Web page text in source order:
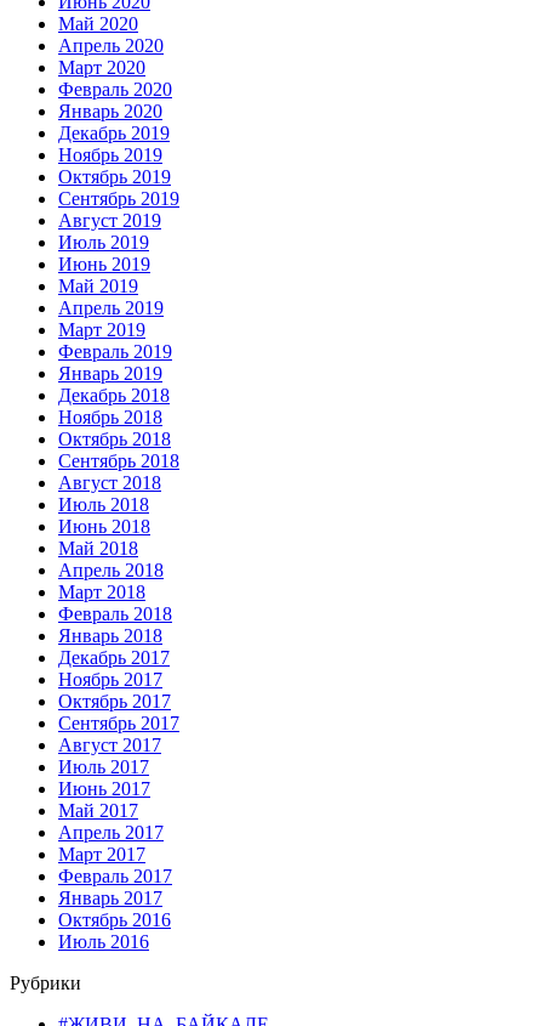
Май 2020
Апрель 2020
Март 2020
Февраль 2020
Январь 2020
Декабрь 2019
Ноябрь 2019
Октябрь 2019
Сентябрь 2019
Август 2019
Июль 2019
Июнь 2019
Май 2019
Апрель 2019
Март 2019
Февраль 2019
Январь 2019
Декабрь 2018
Ноябрь 2018
Октябрь 2018
Сентябрь 2018
Август 2018
Июль 2018
Июнь 2018
Май 2018
Апрель 2018
Март 2018
Февраль 2018
Январь 2018
Декабрь 2017
Ноябрь 2017
Октябрь 2017
Сентябрь 2017
Август 2017
Июль 2017
Июнь 2017
Май 2017
Апрель 2017
Март 2017
Февраль 2017
Январь 2017
Октябрь 2016
Июль 2016
Рубрики